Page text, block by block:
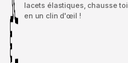
lacets élastiques, chausse toi
en un clin d'œil !